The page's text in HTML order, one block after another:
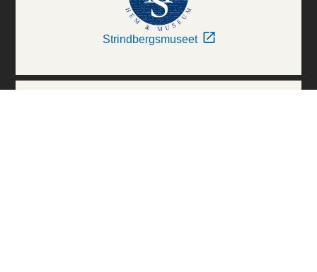
Strindbergsmuseet